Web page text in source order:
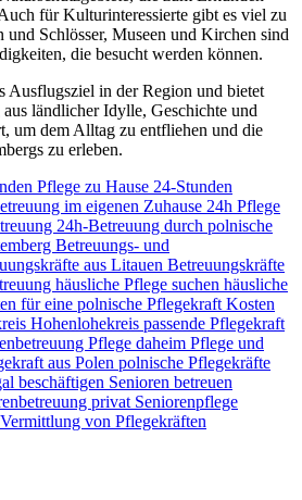
für Kulturinteressierte gibt es viel zu
und Schlösser, Museen und Kirchen sind
die besucht werden können.
Ausflugsziel in der Region und bietet
ländlicher Idylle, Geschichte und
um dem Alltag zu entfliehen und die
zu erleben.
Pflege zu Hause 24-Stunden
im eigenen Zuhause 24h Pflege
24h-Betreuung durch polnische
Betreuungs- und
aus Litauen Betreuungskräfte
häusliche Pflege suchen häusliche
für eine polnische Pflegekraft Kosten
Hohenlohekreis passende Pflegekraft
Pflege daheim Pflege und
aus Polen polnische Pflegekräfte
beschäftigen Senioren betreuen
privat Seniorenpflege
Vermittlung von Pflegekräften